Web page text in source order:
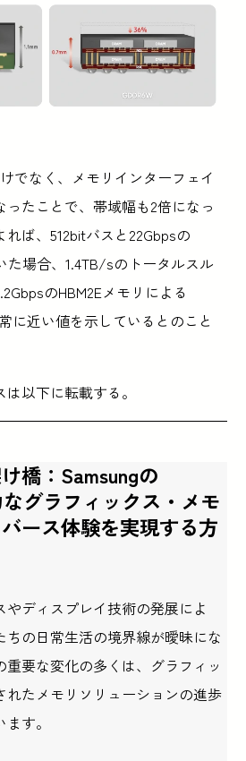
でなく、メモリインターフェイ
たことで、帯域幅も2倍になっ
れば、512bitバスと22Gbpsの
た場合、1.4TB/sのトータルスル
のHBM2Eメモリによる
に近い値を示しているとのこと
以下に転載する。
橋：Samsungの
グラフィックス・メモ
ース体験を実現する方
ディスプレイ技術の発展によ
ちの日常生活の境界線が曖昧にな
重要な変化の多くは、グラフィッ
れたメモリソリューションの進歩
す。